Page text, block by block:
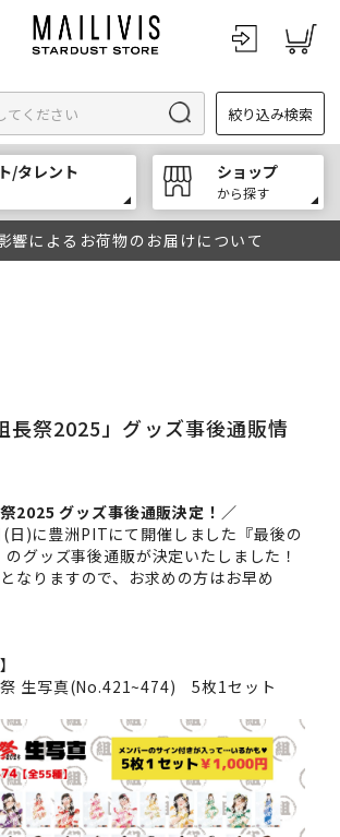
絞り込み検索
/タレント ショップ
から探す
響によるお荷物のお届けについて
長祭2025」グッズ事後通販情
2025 グッズ事後通販決定！／
日)に豊洲PITにて開催しました『最後の
グッズ事後通販が決定いたしました！
なりますので、お求めの方はお早め
生写真(No.421~474) 5枚1セット